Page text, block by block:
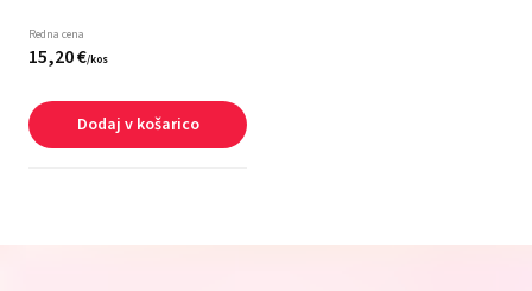
Redna cena
15,20€/kos
Dodaj v košarico